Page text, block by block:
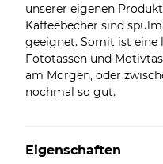
unserer eigenen
Kaffeebecher sind
geeignet. Somit ist eine
Fototassen und
am Morgen, oder
nochmal so gut.
Eigenschaften